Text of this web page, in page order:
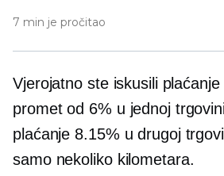
7 min je pročitao
Vjerojatno ste iskusili
promet od 6% u jednoj
plaćanje 8.15% u drugoj
samo nekoliko kilometara.